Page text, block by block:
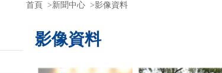
首頁 >新聞中心 >影像資料
影像資料